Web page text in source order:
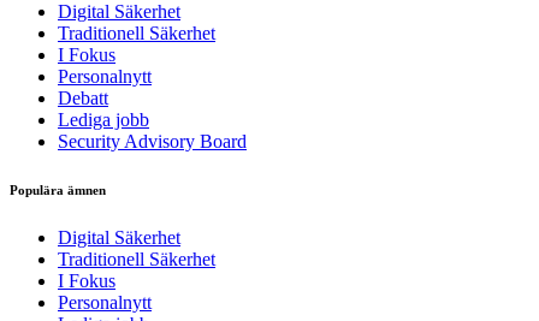
Digital Säkerhet
Traditionell Säkerhet
I Fokus
Personalnytt
Debatt
Lediga jobb
Security Advisory Board
Populära ämnen
Digital Säkerhet
Traditionell Säkerhet
I Fokus
Personalnytt